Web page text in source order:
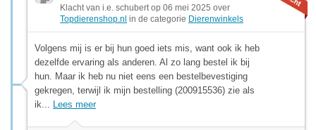
Klacht van i.e. schubert op 06 mei 2025 over
Topdierenshop.nl in de categorie Dierenwinkels
Volgens mij is er bij hun goed iets mis, want ook ik heb
dezelfde ervaring als anderen. Al zo lang bestel ik bij
hun. Maar ik heb nu niet eens een bestelbevestiging
gekregen, terwijl ik mijn bestelling (200915536) zie als
ik... Lees meer